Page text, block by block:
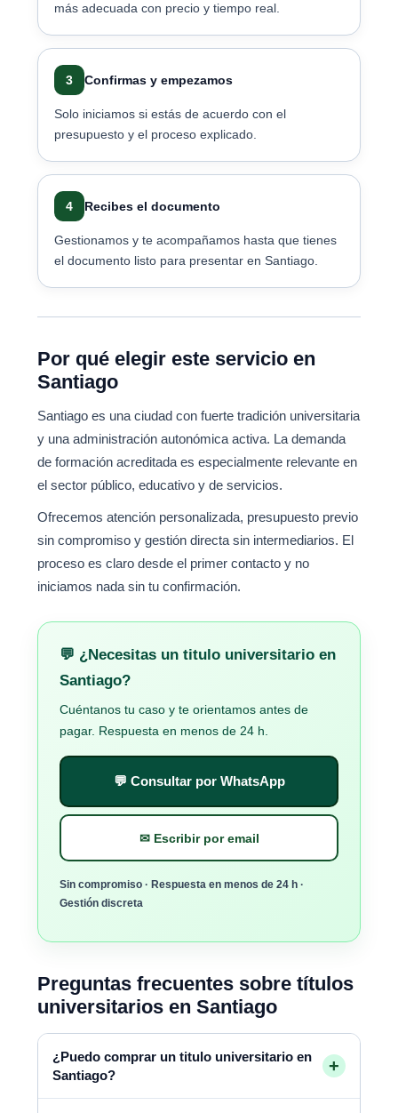
más adecuada con precio y tiempo real.
3 Confirmas y empezamos
Solo iniciamos si estás de acuerdo con el
presupuesto y el proceso explicado.
4 Recibes el documento
Gestionamos y te acompañamos hasta que tienes
el documento listo para presentar en Santiago.
Por qué elegir este servicio en
Santiago
Santiago es una ciudad con fuerte tradición universitaria
y una administración autonómica activa. La demanda
de formación acreditada es especialmente relevante en
el sector público, educativo y de servicios.
Ofrecemos atención personalizada, presupuesto previo
sin compromiso y gestión directa sin intermediarios. El
proceso es claro desde el primer contacto y no
iniciamos nada sin tu confirmación.
💬 ¿Necesitas un titulo universitario en
Santiago?
Cuéntanos tu caso y te orientamos antes de
pagar. Respuesta en menos de 24 h.
💬 Consultar por WhatsApp
✉ Escribir por email
Sin compromiso · Respuesta en menos de 24 h ·
Gestión discreta
Preguntas frecuentes sobre títulos
universitarios en Santiago
¿Puedo comprar un titulo universitario en
Santiago?
+